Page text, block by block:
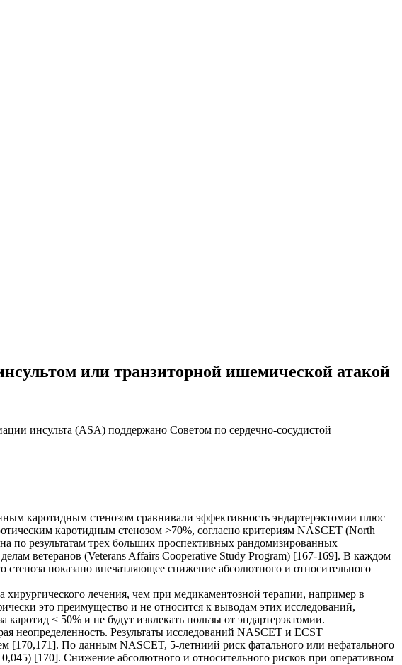
или транзиторной ишемической атакой
инсульта (ASA) поддержано Советом по сердечно-сосудистой
каротидным стенозом сравнивали эффективность эндартерэктомии плюс
каротидным стенозом >70%, согласно критериям NASCET (North
по результатам трех больших проспективных рандомизированных
ветеранов (Veterans Affairs Cooperative Study Program) [167-169]. В каждом
показано впечатляющее снижение абсолютного и относительного
лечения, чем при медикаментозной терапии, например в
это преимущество и не относится к выводам этих исследований,
< 50% и не будут извлекать пользы от эндартерэктомии.
неопределенность. Результаты исследований NASCET и ECST
[170,171]. По данным NASCET, 5-летниий риск фатального или нефатального
[170]. Снижение абсолютного и относительного рисков при оперативном